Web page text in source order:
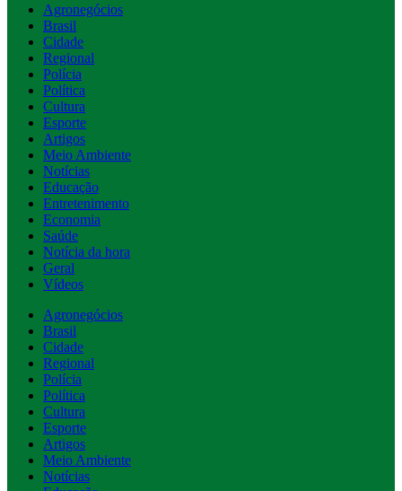
Agronegócios
Brasil
Cidade
Regional
Polícia
Política
Cultura
Esporte
Artigos
Meio Ambiente
Notícias
Educação
Entretenimento
Economia
Saúde
Notícia da hora
Geral
Vídeos
Agronegócios
Brasil
Cidade
Regional
Polícia
Política
Cultura
Esporte
Artigos
Meio Ambiente
Notícias